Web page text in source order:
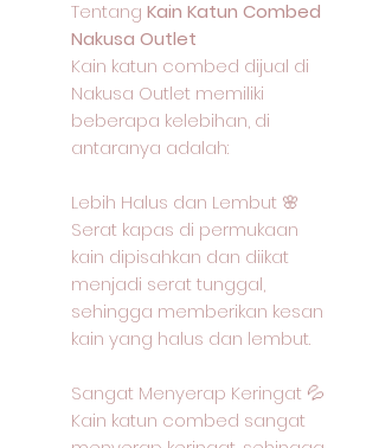
Tentang Kain Katun Combed
Nakusa Outlet
Kain katun combed dijual di
Nakusa Outlet memiliki
beberapa kelebihan, di
antaranya adalah:
Lebih Halus dan Lembut 🌸
Serat kapas di permukaan
kain dipisahkan dan diikat
menjadi serat tunggal,
sehingga memberikan kesan
kain yang halus dan lembut.
Sangat Menyerap Keringat 💦
Kain katun combed sangat